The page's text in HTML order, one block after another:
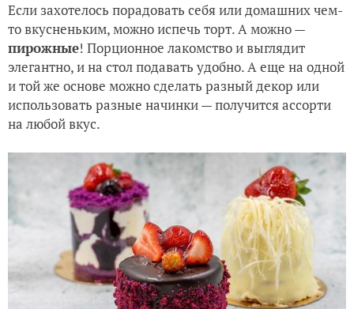
Если захотелось порадовать себя или домашних чем-
то вкусненьким, можно испечь торт. А можно —
пирожные! Порционное лакомство и выглядит
элегантно, и на стол подавать удобно. А еще на одной
и той же основе можно сделать разный декор или
использовать разные начинки — получится ассорти
на любой вкус.